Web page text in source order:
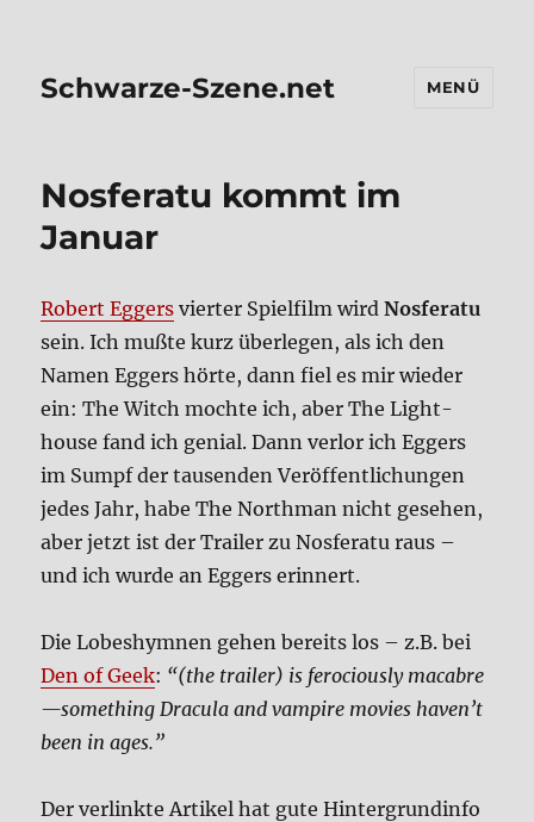
Schwarze-Szene.net MENÜ
Nos­fe­ra­tu kommt im
Janu­ar
Robert Eggers vier­ter Spiel­film wirdNos­fe­ra­tu
sein. Ich muß­te kurz über­le­gen, als ich den
Namen Eggers hör­te, dann fiel es mir wie­der
ein: The Witch moch­te ich, aber The Light­
house fand ich geni­al. Dann ver­lor ich Eggers
im Sumpf der tau­sen­den Ver­öf­fent­li­chun­gen
jedes Jahr, habe The North­man nicht gese­hen,
aber jetzt ist der Trai­ler zu Nos­fe­ra­tu raus –
und ich wur­de an Eggers erin­nert.
Die Lobes­hym­nen gehen bereits los – z.B. bei
Den of Geek: “(the trai­ler) is fero­cious­ly macabre
—something Dra­cu­la and vam­pi­re movies haven’t
been in ages.”
Der ver­link­te Arti­kel hat gute Hin­ter­grund­in­fo